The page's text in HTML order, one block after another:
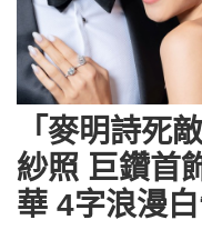
「麥明詩死
紗照 巨鑽首
華 4字浪漫